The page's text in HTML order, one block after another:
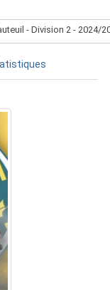
- Division 2 - 2024/